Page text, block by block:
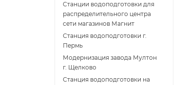
Cтанции водоподготовки для
распределительного центра
сети магазинов Магнит
Станция водоподготовки г.
Пермь
Модернизация завода Мултон
г. Щелково
Станция водоподготовки на